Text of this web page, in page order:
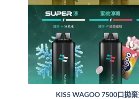
KIS5 WAGOO 7500口拋